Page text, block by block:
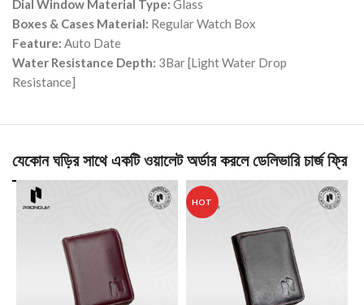
Dial Window Material Type: Glass
Boxes & Cases Material: Regular Watch Box
Feature: Auto Date
Water Resistance Depth: 3Bar [Light Water Drop
Resistance]
যেকোন ঘড়ির সাথে একটি ওয়ালেট অর্ডার করলে ডেলিভারি চার্জ ফ্রি
HOT